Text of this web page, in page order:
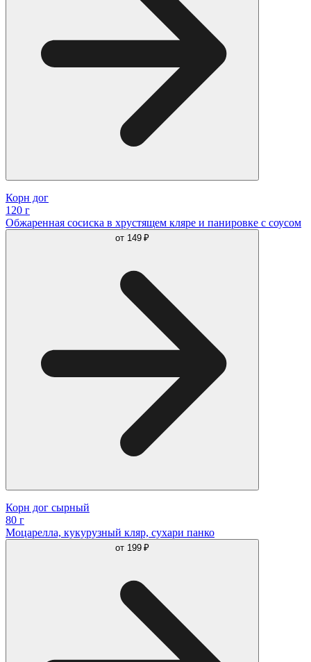
Корн дог
120 г
Обжаренная сосиска в хрустящем кляре и панировке с соусом
от 149 ₽
Корн дог сырный
80 г
Моцарелла, кукурузный кляр, сухари панко
от 199 ₽